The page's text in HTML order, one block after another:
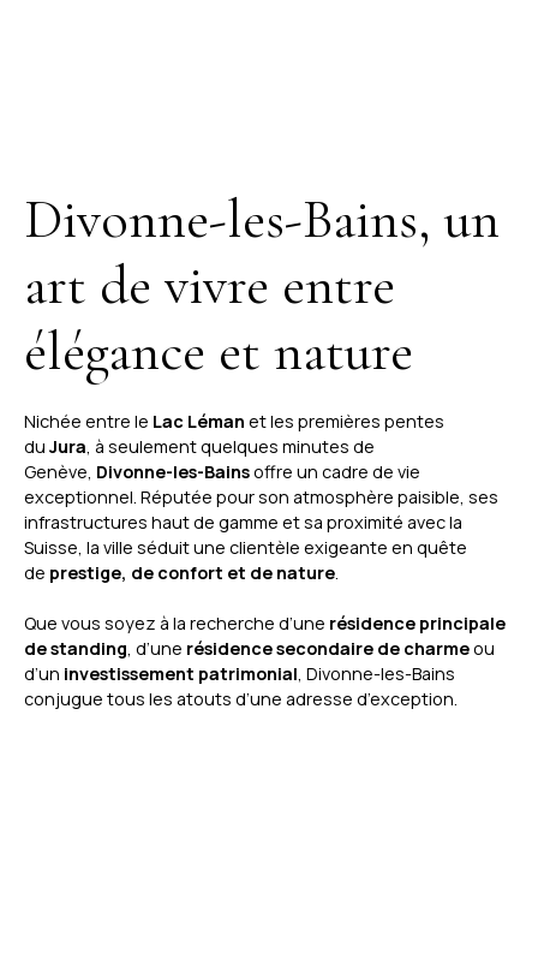
Divonne-les-Bains, un
art de vivre entre
élégance et nature
Nichée entre le Lac Léman et les premières pentes
du Jura, à seulement quelques minutes de
Genève, Divonne-les-Bainsoffre un cadre de vie
exceptionnel. Réputée pour son atmosphère paisible, ses
infrastructures haut de gamme et sa proximité avec la
Suisse, la ville séduit une clientèle exigeante en quête
de prestige, de confort et de nature.
Que vous soyez à la recherche d’une résidence principale
de standing, d’une résidence secondaire de charmeou
d’un investissement patrimonial, Divonne-les-Bains
conjugue tous les atouts d’une adresse d’exception.